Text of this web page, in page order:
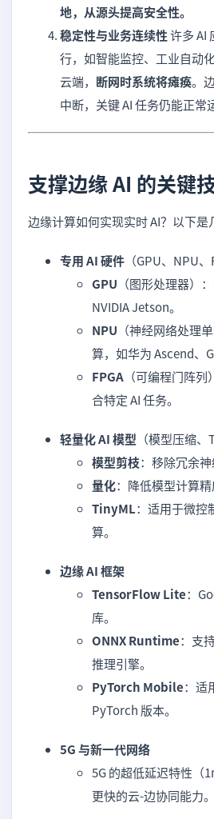
地，从源头提高安全性。
稳定性与业务连续性许多 AI
行，如智能监控、工业自动
云端， 断网时系统将瘫痪。
中断，关键 AI 任务仍能正常
支撑边缘 AI 的关键
边缘计算如何实现实时 AI？以下是
专用 AI 硬件 （GPU、NPU、
GPU （图形处理器）
NVIDIA Jetson。
NPU （神经网络处理
算，如华为 Ascend、
FPGA （可编程门阵
合特定 AI 任务。
轻量化 AI 模型 （模型压缩、
模型剪枝：移除冗余神
量化：降低模型计算精
TinyML：适用于微控
算。
边缘 AI 框架
TensorFlow Lite：
库。
ONNX Runtime：支
推理引擎。
PyTorch Mobile：适
PyTorch 版本。
5G 与新一代网络
5G 的超低延迟特性（
更快的云-边协同能力。